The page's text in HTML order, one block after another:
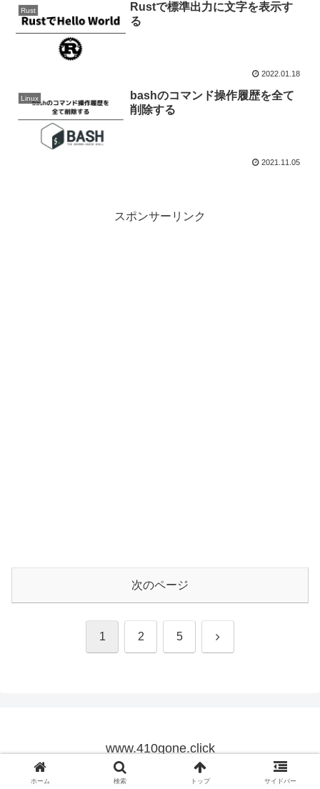
Rust
Rustで標準出力に文字を表示す
る
2022.01.18
Linux
bashのコマンド操作履歴を全て
削除する
2021.11.05
スポンサーリンク
次のページ
1 2 5 次
www.410gone.click
© 2021 www.410gone.click.
ホーム 検索 トップ サイドバー